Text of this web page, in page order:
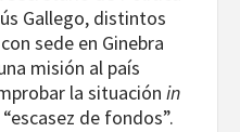
Gallego, distintos
sede en Ginebra
misión al país
la situación in
de fondos”.